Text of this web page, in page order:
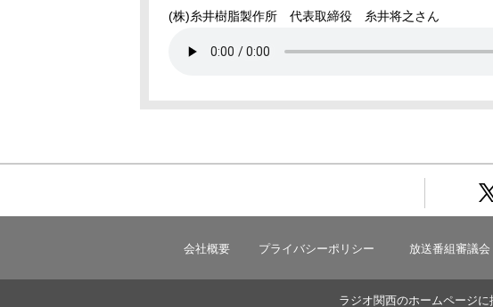
(株)糸井樹脂製作所 代表取締役 糸井将之さん
会社概要 プライバシーポリシー 放送番組審議会
ラジオ関西のホームページ